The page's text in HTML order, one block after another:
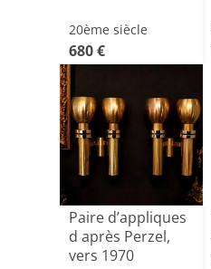
20ème siècle
680 €
Paire d’appliques
d après Perzel,
vers 1970